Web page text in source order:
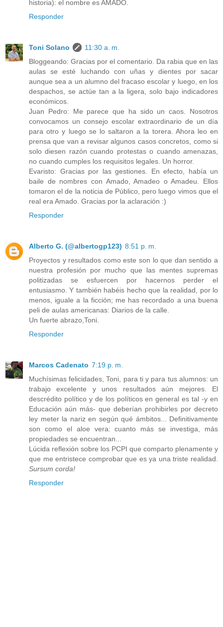
historia): el nombre es AMADO.
Responder
Toni Solano
11:30 a. m.
Bloggeando: Gracias por el comentario. Da rabia que en las
aulas se esté luchando con uñas y dientes por sacar
aunque sea a un alumno del fracaso escolar y luego, en los
despachos, se actúe tan a la ligera, solo bajo indicadores
económicos.
Juan Pedro: Me parece que ha sido un caos. Nosotros
convocamos un consejo escolar extraordinario de un día
para otro y luego se lo saltaron a la torera. Ahora leo en
prensa que van a revisar algunos casos concretos, como si
solo diesen razón cuando protestas o cuando amenazas,
no cuando cumples los requisitos legales. Un horror.
Evaristo: Gracias por las gestiones. En efecto, había un
baile de nombres con Amado, Amadeo o Amadeu. Ellos
tomaron el de la noticia de Público, pero luego vimos que el
real era Amado. Gracias por la aclaración :)
Responder
Alberto G. (@albertogp123) 8:51 p. m.
Proyectos y resultados como este son lo que dan sentido a
nuestra profesión por mucho que las mentes supremas
politizadas se esfuercen por hacernos perder el
entusiasmo. Y también habéis hecho que la realidad, por lo
menos, iguale a la ficción; me has recordado a una buena
peli de aulas americanas: Diarios de la calle.
Un fuerte abrazo,Toni.
Responder
Marcos Cadenato 7:19 p. m.
Muchísimas felicidades, Toni, para ti y para tus alumnos: un
trabajo excelente y unos resultados aún mejores. El
descrédito político y de los políticos en general es tal -y en
Educación aún más- que deberían prohibirles por decreto
ley meter la nariz en según qué ámbitos... Definitivamente
son como el aloe vera: cuanto más se investiga, más
propiedades se encuentran...
Lúcida reflexión sobre los PCPI que comparto plenamente y
que me entristece comprobar que es ya una triste realidad.
Sursum corda!
Responder